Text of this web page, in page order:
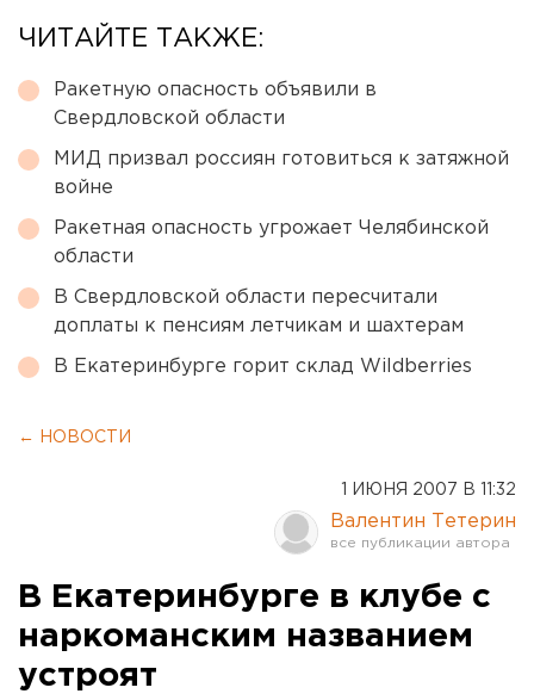
ЧИТАЙТЕ ТАКЖЕ:
Ракетную опасность объявили в
Свердловской области
МИД призвал россиян готовиться к затяжной
войне
Ракетная опасность угрожает Челябинской
области
В Свердловской области пересчитали
доплаты к пенсиям летчикам и шахтерам
В Екатеринбурге горит склад Wildberries
← НОВОСТИ
1 ИЮНЯ 2007 В 11:32
Валентин Тетерин
В Екатеринбурге в клубе с
наркоманским названием
устроят